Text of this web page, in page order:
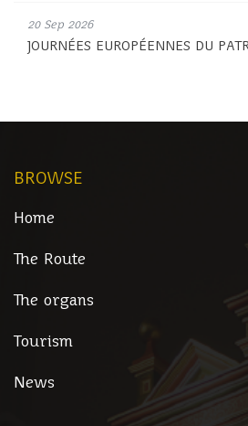
20 Sep 2026
JOURNÉES EUROPÉENNES DU
BROWSE
Home
The Route
The organs
Tourism
News